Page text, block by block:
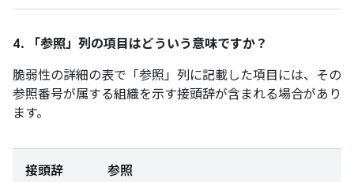
4. 「参照」 列の項目はどういう意味ですか？
脆弱性の詳細の表で「参照」 列に記載した項目には、その
参照番号が属する組織を示す接頭辞が含まれる場合があり
ます。
接頭辞 参照